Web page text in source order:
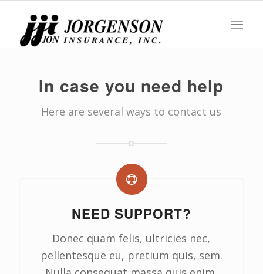
In case you need help
Here are several ways to contact us
NEED SUPPORT?
Donec quam felis, ultricies nec,
pellentesque eu, pretium quis, sem.